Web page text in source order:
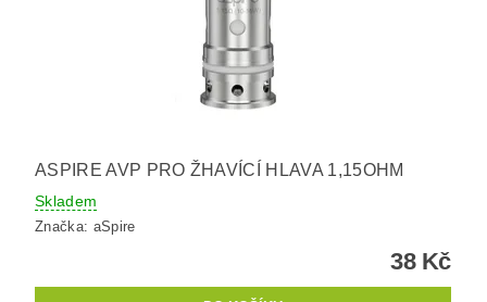
ASPIRE AVP PRO ŽHAVÍCÍ HLAVA 1,15OHM
Skladem
Značka: aSpire
38 Kč